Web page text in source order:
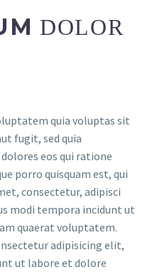
DOLOR
quia voluptas sit
fugit, sed quia
eos qui ratione
porro quisquam est, qui
consectetur, adipisci
modi tempora incidunt ut
quaerat voluptatem.
adipisicing elit,
ut labore et dolore